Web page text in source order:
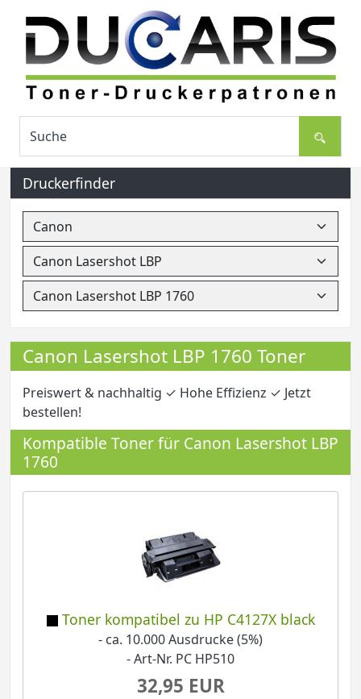
Druckerfinder
Canon Lasershot LBP 1760 Toner
Preiswert & nachhaltig ✓ Hohe Effizienz ✓ Jetzt
bestellen!
Kompatible Toner für Canon Lasershot LBP
1760
Toner kompatibel zu HP C4127X black
- ca. 10.000 Ausdrucke (5%)
- Art-Nr. PC HP510
32,95 EUR